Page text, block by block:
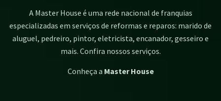
A Master House é uma rede nacional de franquias
especializadas em serviços de reformas e reparos: marido de
aluguel, pedreiro, pintor, eletricista, encanador, gesseiro e
mais. Confira nossos serviços.
Conheça a Master House